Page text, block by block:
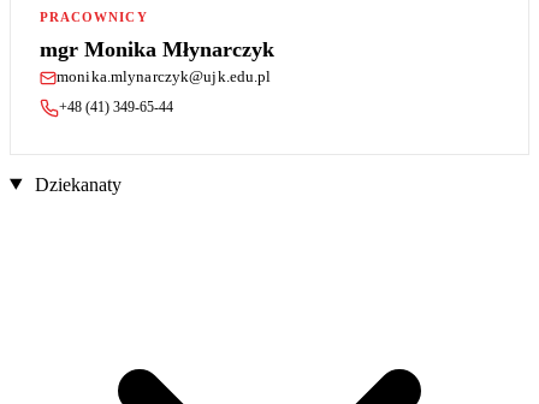
PRACOWNICY
mgr Monika Młynarczyk
monika.mlynarczyk@ujk.edu.pl
+48 (41) 349-65-44
Dziekanaty